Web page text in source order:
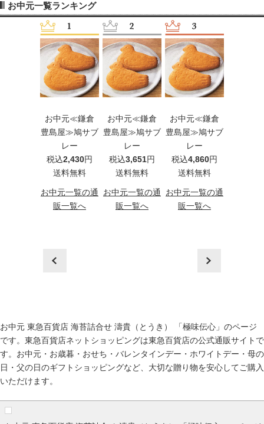
お中元一覧ランキング
お中元≪鎌倉
豊島屋≫鳩サブ
レー
税込2,430円
送料無料
お中元一覧の通
販一覧へ
お中元≪鎌倉
豊島屋≫鳩サブ
レー
税込3,651円
送料無料
お中元一覧の通
販一覧へ
お中元≪鎌倉
豊島屋≫鳩サブ
レー
税込4,860円
送料無料
お中元一覧の通
販一覧へ
prev next
お中元 東急百貨店 海苔詰合せ 濤貴（とうき） 「極味伝心」のページ
です。東急百貨店ネットショッピングは東急百貨店の公式通販サイトで
す。 お中元 ・ お歳暮 ・ おせち ・ バレンタインデー ・ ホワイトデー ・ 母の
日 ・ 父の日のギフトショッピングなど、大切な贈り物を安心してご購入
いただけます。